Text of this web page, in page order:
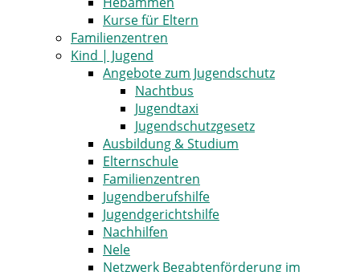
Kurse für Eltern
Familienzentren
Kind | Jugend
Angebote zum Jugendschutz
Nachtbus
Jugendtaxi
Jugendschutzgesetz
Ausbildung & Studium
Elternschule
Familienzentren
Jugendberufshilfe
Jugendgerichtshilfe
Nachhilfen
Nele
Netzwerk Begabtenförderung im